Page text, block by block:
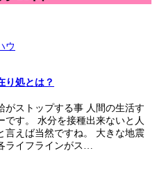
ウ
り処とは？
がストップする事 人間の生活す
です。 水分を接種出来ないと人
言えば当然ですね。 大きな地震
ライフラインがス…